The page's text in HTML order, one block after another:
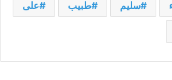
سليم طبيب على